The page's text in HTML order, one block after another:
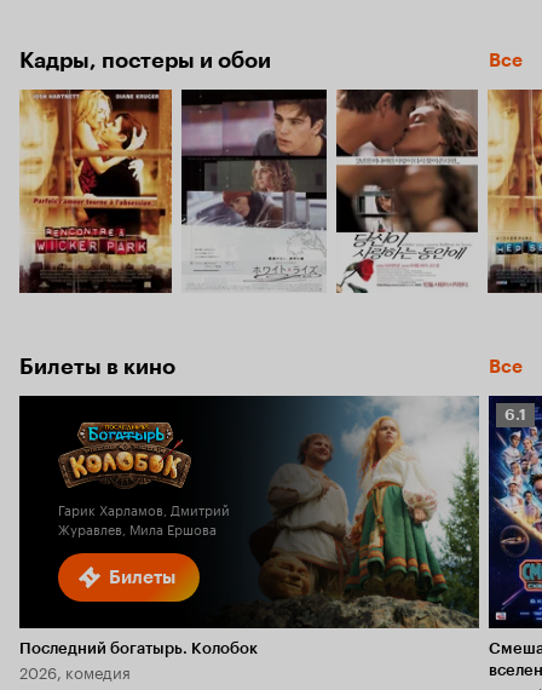
Кадры, постеры и обои Все
Билеты в кино Все
Билеты
Гарик Харламов, Дмитрий
Журавлев, Мила Ершова
Последний богатырь. Колобок
2026, комедия
6.1
6.1